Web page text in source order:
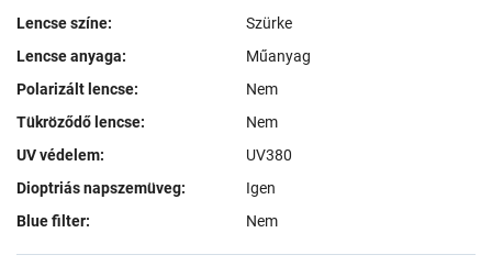
Lencse színe:
Szürke
Lencse anyaga:
Műanyag
Polarizált lencse:
Nem
Tükröződő lencse:
Nem
UV védelem:
UV380
Dioptriás napszemüveg:
Igen
Blue filter:
Nem